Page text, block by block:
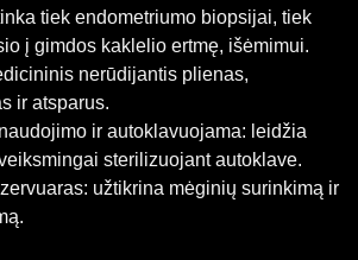
tiek endometriumo biopsijai, tiek
į gimdos kaklelio ertmę, išėmimui.
nerūdijantis plienas,
ir atsparus.
ir autoklavuojama: leidžia
sterilizuojant autoklave.
užtikrina mėginių surinkimą ir